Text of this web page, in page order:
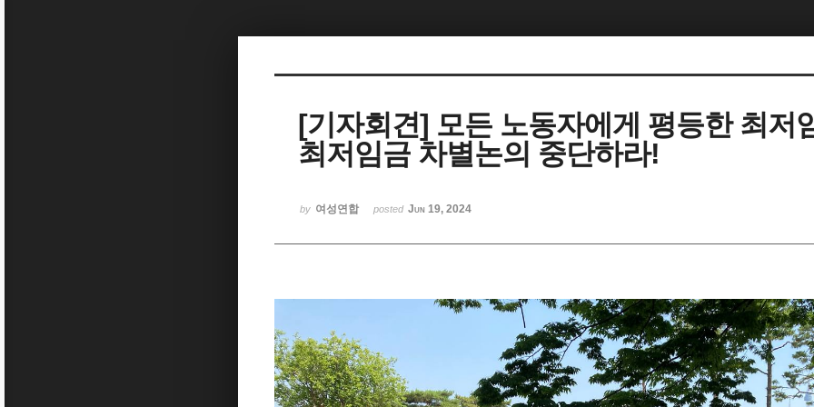
[기자회견] 모든 노동자에게 평등한 최저
최저임금 차별논의 중단하라!
by 여성연합 posted Jun 19, 2024
Sketchbook5, 스케치북5
Sketchbook5, 스케치북5